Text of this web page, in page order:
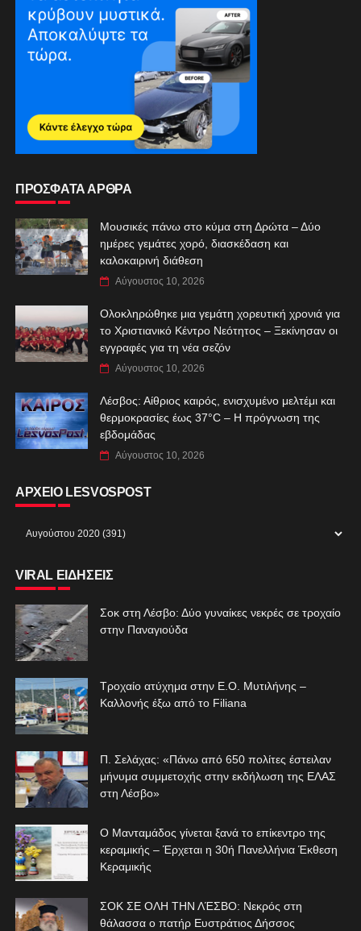
ΠΡΟΣΦΑΤΑ ΑΡΘΡΑ
Μουσικές πάνω στο κύμα στη Δρώτα – Δύο
ημέρες γεμάτες χορό, διασκέδαση και
καλοκαιρινή διάθεση
Αύγουστος 10, 2026
Ολοκληρώθηκε μια γεμάτη χορευτική χρονιά για
το Χριστιανικό Κέντρο Νεότητος – Ξεκίνησαν οι
εγγραφές για τη νέα σεζόν
Αύγουστος 10, 2026
Λέσβος: Αίθριος καιρός, ενισχυμένο μελτέμι και
θερμοκρασίες έως 37°C – Η πρόγνωση της
εβδομάδας
Αύγουστος 10, 2026
ΑΡΧΕΙΟ LESVOSPOST
VIRAL ΕΙΔΗΣΕΙΣ
Σοκ στη Λέσβο: Δύο γυναίκες νεκρές σε τροχαίο
στην Παναγιούδα
Τροχαίο ατύχημα στην Ε.Ο. Μυτιλήνης –
Καλλονής έξω από το Filiana
Π. Σελάχας: «Πάνω από 650 πολίτες έστειλαν
μήνυμα συμμετοχής στην εκδήλωση της ΕΛΑΣ
στη Λέσβο»
Ο Μανταμάδος γίνεται ξανά το επίκεντρο της
κεραμικής – Έρχεται η 30ή Πανελλήνια Έκθεση
Κεραμικής
ΣΟΚ ΣΕ ΟΛΗ ΤΗΝ ΛΈΣΒΟ: Νεκρός στη
θάλασσα ο πατήρ Ευστράτιος Δήσσος